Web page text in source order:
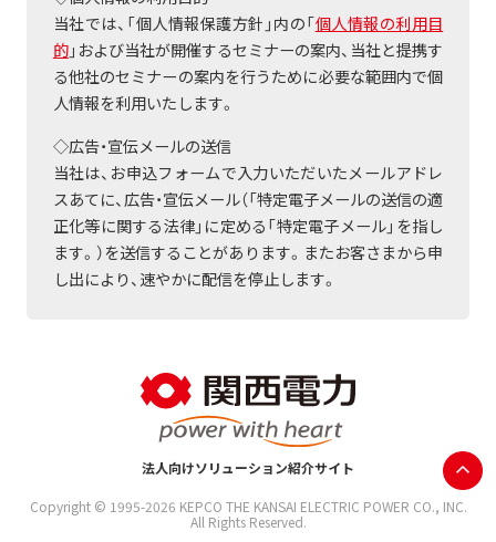
当社では、「個人情報保護方針」内の「個人情報の利用目
的」および当社が開催するセミナーの案内、当社と提携す
る他社のセミナーの案内を行うために必要な範囲内で個
人情報を利用いたします。
◇広告・宣伝メールの送信
当社は、お申込フォームで入力いただいたメールアドレ
スあてに、広告・宣伝メール（「特定電子メールの送信の適
正化等に関する法律」に定める「特定電子メール」を指し
ます。）を送信することがあります。またお客さまから申
し出により、速やかに配信を停止します。
法人向けソリューション紹介サイト
Copyright © 1995-2026 KEPCO THE KANSAI ELECTRIC POWER CO., INC.
All Rights Reserved.